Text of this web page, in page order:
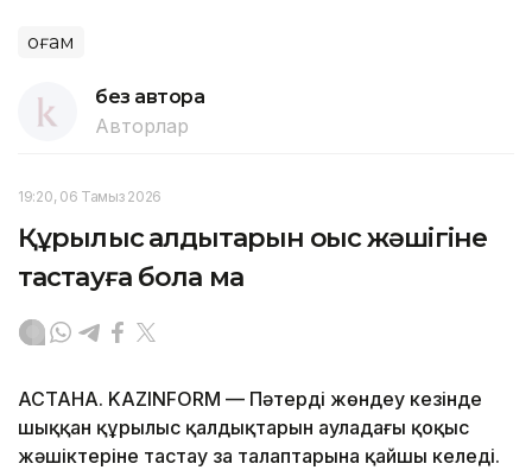
Қоғам
без автора
Авторлар
19:20, 06 Тамыз 2026
Құрылыс қалдықтарын қоқыс жәшігіне
тастауға бола ма
АСТАНА. KAZINFORM — Пәтерді жөндеу кезінде
шыққан құрылыс қалдықтарын ауладағы қоқыс
жәшіктеріне тастау заң талаптарына қайшы келеді.